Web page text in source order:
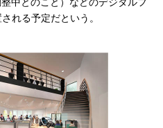
れる予定だという。